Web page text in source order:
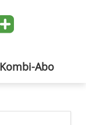
Abo